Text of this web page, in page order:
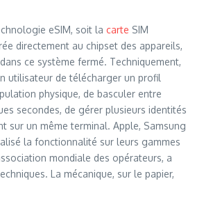
eSIM, soit la carte SIM
directement au chipset des appareils,
ce système fermé. Techniquement,
utilisateur de télécharger un profil
physique, de basculer entre
secondes, de gérer plusieurs identités
sur un même terminal. Apple, Samsung
la fonctionnalité sur leurs gammes
mondiale des opérateurs, a
La mécanique, sur le papier,